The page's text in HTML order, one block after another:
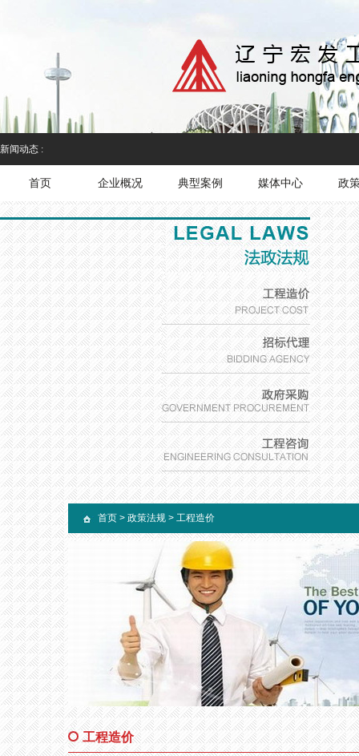
新闻动态 :
首页 企业概况 典型案例 媒体中心 政
首页 > 政策法规 > 工程造价
工程造价